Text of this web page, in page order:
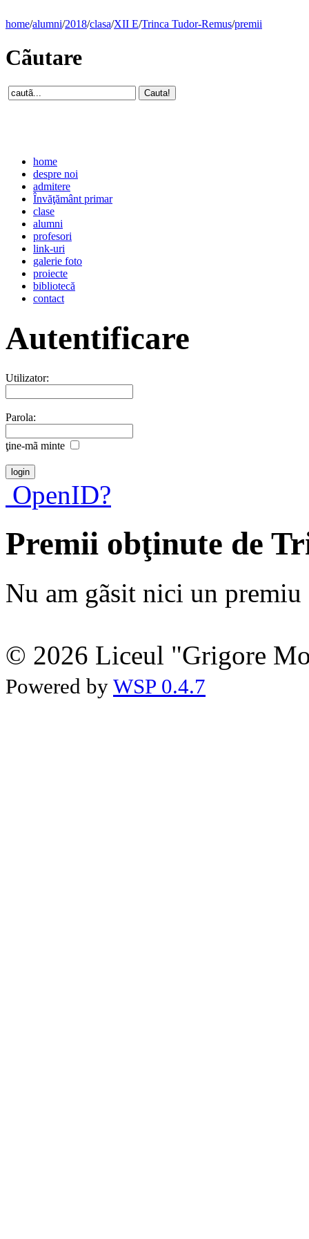
home/alumni/2018/clasa/XII E/Trinca Tudor-Remus/premii
Cãutare
home
despre noi
admitere
Învăţământ primar
clase
alumni
profesori
link-uri
galerie foto
proiecte
bibliotecă
contact
Autentificare
Utilizator:
Parola:
ţine-mã minte
OpenID?
Premii obţinute de
Nu am gãsit nici un premiu
© 2026 Liceul "Grigore
Powered by WSP 0.4.7